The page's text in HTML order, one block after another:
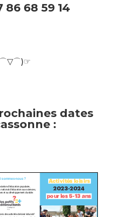
86 68 59 14
dates
: